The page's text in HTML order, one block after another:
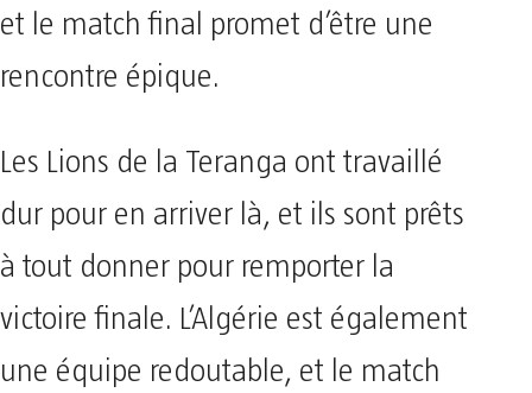
et le match final promet d’être une
rencontre épique.
Les Lions de la Teranga ont travaillé
dur pour en arriver là, et ils sont prêts
à tout donner pour remporter la
victoire finale. L’Algérie est également
une équipe redoutable, et le match